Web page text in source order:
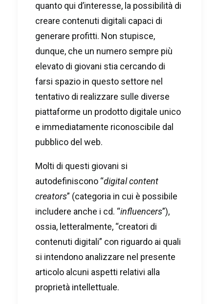
quanto qui d’interesse, la possibilità di
creare contenuti digitali capaci di
generare profitti. Non stupisce,
dunque, che un numero sempre più
elevato di giovani stia cercando di
farsi spazio in questo settore nel
tentativo di realizzare sulle diverse
piattaforme un prodotto digitale unico
e immediatamente riconoscibile dal
pubblico del web.
Molti di questi giovani si
autodefiniscono “digital content
creators” (categoria in cui è possibile
includere anche i cd. “influencers”),
ossia, letteralmente, “creatori di
contenuti digitali” con riguardo ai quali
si intendono analizzare nel presente
articolo alcuni aspetti relativi alla
proprietà intellettuale.